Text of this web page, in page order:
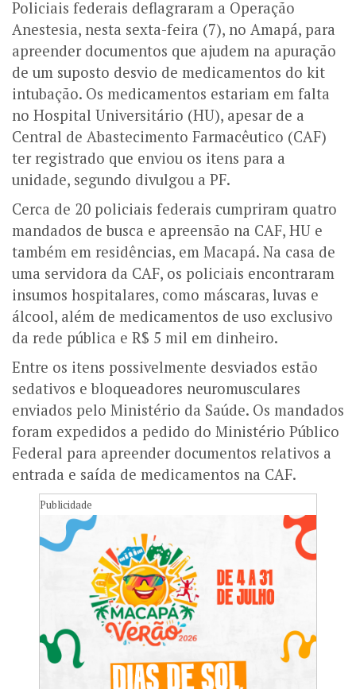
Policiais federais deflagraram a Operação
Anestesia, nesta sexta-feira (7), no Amapá, para
apreender documentos que ajudem na apuração
de um suposto desvio de medicamentos do kit
intubação. Os medicamentos estariam em falta
no Hospital Universitário (HU), apesar de a
Central de Abastecimento Farmacêutico (CAF)
ter registrado que enviou os itens para a
unidade, segundo divulgou a PF.
Cerca de 20 policiais federais cumpriram quatro
mandados de busca e apreensão na CAF, HU e
também em residências, em Macapá. Na casa de
uma servidora da CAF, os policiais encontraram
insumos hospitalares, como máscaras, luvas e
álcool, além de medicamentos de uso exclusivo
da rede pública e R$ 5 mil em dinheiro.
Entre os itens possivelmente desviados estão
sedativos e bloqueadores neuromusculares
enviados pelo Ministério da Saúde. Os mandados
foram expedidos a pedido do Ministério Público
Federal para apreender documentos relativos a
entrada e saída de medicamentos na CAF.
Publicidade